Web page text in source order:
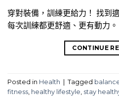
穿對裝備，訓練更給力！ 找到
每次訓練都更舒適、更有動力
CONTINUE
Posted in Health | Tagged
fitness healthy lifestyle stay